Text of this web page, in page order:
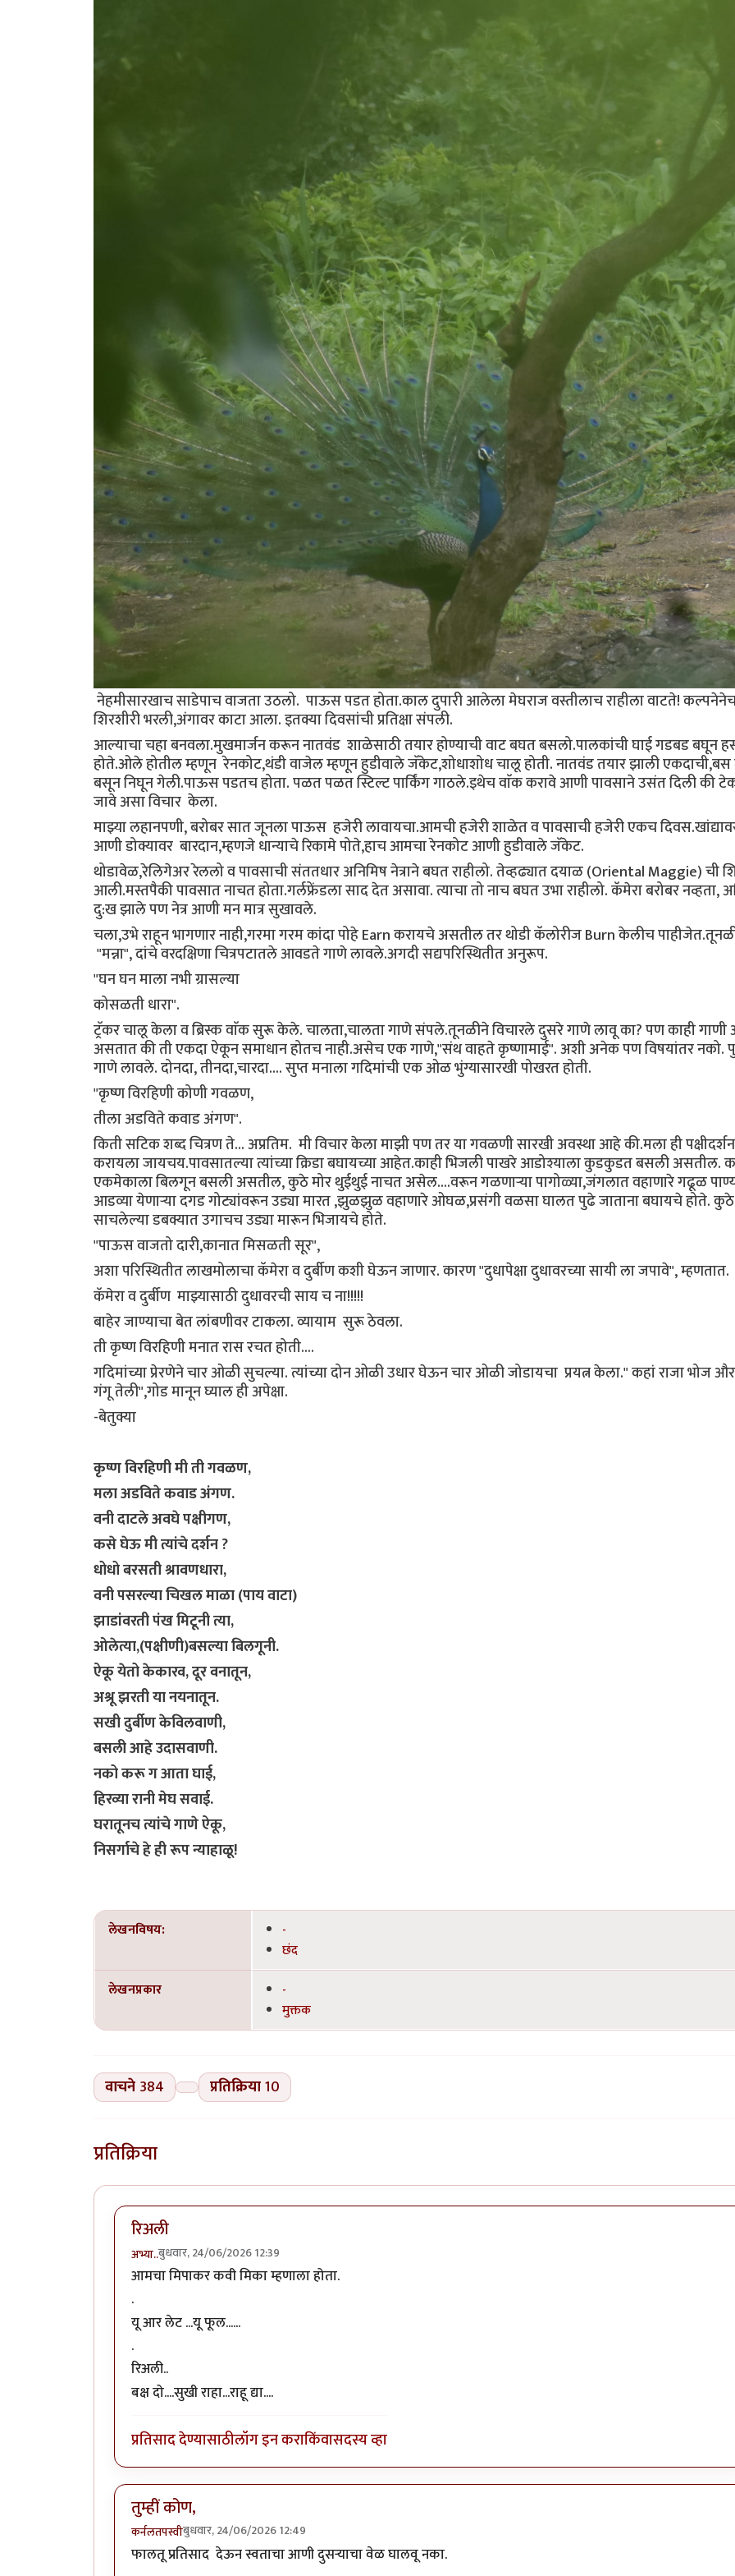
नेहमीसारखाच साडेपाच वाजता उठलो. पाऊस पडत होता.काल दुपारी आलेला मेघराज वस्तीलाच राहीला वाटते!
शिरशीरी भरली,अंगावर काटा आला. इतक्या दिवसांची प्रतिक्षा संपली.
आल्याचा चहा बनवला.मुखमार्जन करून नातवंड शाळेसाठी तयार होण्याची वाट बघत बसलो.पालकांची घाई गडबड बघून
होते.ओले होतील म्हणून रेनकोट,थंडी वाजेल म्हणून हुडीवाले जॅकेट,शोधाशोध चालू होती. नातवंड तयार झाली
बसून निघून गेली.पाऊस पडतच होता. पळत पळत स्टिल्ट पार्किंग गाठले.इथेच वाॅक करावे आणी पावसाने उसंत दिली की
जावे असा विचार केला.
माझ्या लहानपणी, बरोबर सात जूनला पाऊस हजेरी लावायचा.आमची हजेरी शाळेत व पावसाची हजेरी एकच
आणी डोक्यावर बारदान,म्हणजे धान्याचे रिकामे पोते,हाच आमचा रेनकोट आणी हुडीवाले जॅकेट.
थोडावेळ,रेलिगेअर रेललो व पावसाची संततधार अनिमिष नेत्राने बघत राहीलो. तेव्हढ्यात दयाळ (Oriental Maggie) ची
आली.मस्तपैकी पावसात नाचत होता.गर्लफ्रेंडला साद देत असावा. त्याचा तो नाच बघत उभा राहीलो. कॅमेरा बरोबर नव्हता,
दु:ख झाले पण नेत्र आणी मन मात्र सुखावले.
चला,उभे राहून भागणार नाही,गरमा गरम कांदा पोहे Earn करायचे असतील तर थोडी कॅलोरीज Burn केलीच
"मन्ना", दांचे वरदक्षिणा चित्रपटातले आवडते गाणे लावले.अगदी सद्यपरिस्थितीत अनुरूप.
"घन घन माला नभी ग्रासल्या
कोसळती धारा".
ट्रॅकर चालू केला व ब्रिस्क वाॅक सुरू केले. चालता,चालता गाणे संपले.तूनळीने विचारले दुसरे गाणे लावू का? पण काही गाणी
असतात की ती एकदा ऐकून समाधान होतच नाही.असेच एक गाणे,"संथ वाहते कृष्णामाई". अशी अनेक पण विषयांतर नको.
गाणे लावले. दोनदा, तीनदा,चारदा.... सुप्त मनाला गदिमांची एक ओळ भुंग्यासारखी पोखरत होती.
"कृष्ण विरहिणी कोणी गवळण,
तीला अडविते कवाड अंगण".
किती सटिक शब्द चित्रण ते... अप्रतिम. मी विचार केला माझी पण तर या गवळणी सारखी अवस्था आहे की.मला ही पक्षीदर्शन
करायला जायचय.पावसातल्या त्यांच्या क्रिडा बघायच्या आहेत.काही भिजली पाखरे आडोश्याला कुडकुडत बसली असतील.
एकमेकाला बिलगून बसली असतील, कुठे मोर थुईथुई नाचत असेल....वरून गळणाऱ्या पागोळ्या,जंगलात वहाणारे गढूळ
आडव्या येणाऱ्या दगड गोट्यांवरून उड्या मारत ,झुळझुळ वहाणारे ओघळ,प्रसंगी वळसा घालत पुढे जाताना बघायचे होते.
साचलेल्या डबक्यात उगाचच उड्या मारून भिजायचे होते.
"पाऊस वाजतो दारी,कानात मिसळती सूर",
अशा परिस्थितीत लाखमोलाचा कॅमेरा व दुर्बीण कशी घेऊन जाणार. कारण "दुधापेक्षा दुधावरच्या सायी ला जपावे", म्हणतात.
कॅमेरा व दुर्बीण माझ्यासाठी दुधावरची साय च ना!!!!!
बाहेर जाण्याचा बेत लांबणीवर टाकला. व्यायाम सुरू ठेवला.
ती कृष्ण विरहिणी मनात रास रचत होती....
गदिमांच्या प्रेरणेने चार ओळी सुचल्या. त्यांच्या दोन ओळी उधार घेऊन चार ओळी जोडायचा प्रयत्न केला." कहां राजा भोज
गंगू तेली",गोड मानून घ्याल ही अपेक्षा.
-बेतुक्या
कृष्ण विरहिणी मी ती गवळण,
मला अडविते कवाड अंगण.
वनी दाटले अवघे पक्षीगण,
कसे घेऊ मी त्यांचे दर्शन ?
​धोधो बरसती श्रावणधारा,
वनी पसरल्या चिखल माळा (पाय वाटा)
झाडांवरती पंख मिटूनी त्या,
ओलेत्या,(पक्षीणी)बसल्या बिलगूनी.
ऐकू येतो केकारव, दूर वनातून,
अश्रू झरती या नयनातून.
सखी दुर्बीण केविलवाणी,
बसली आहे उदासवाणी.
​नको करू ग आता घाई,
हिरव्या रानी मेघ सवाई.
घरातूनच त्यांचे गाणे ऐकू,
निसर्गाचे हे ही रूप न्याहाळू!
लेखनविषय:
-
छंद
लेखनप्रकार
-
मुक्तक
वाचने 384 प्रतिक्रिया10
प्रतिक्रिया
रिअली
अभ्या..बुधवार, 24/06/2026 12:39
आमचा मिपाकर कवी मिका म्हणाला होता.
.
यू आर लेट ...यू फूल......
.
रिअली..
बक्ष दो....सुखी राहा...राहू द्या....
प्रतिसाद देण्यासाठीलॉग इन कराकिंवासदस्य व्हा
तुम्हीं कोण,
कर्नलतपस्वीबुधवार, 24/06/2026 12:49
फालतू प्रतिसाद देऊन स्वताचा आणी दुसर्‍याचा वेळ घालवू नका.